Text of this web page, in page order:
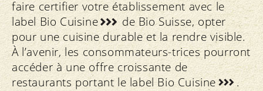
transparentes et équitables des
données sur les émissions de gaz à
effet de serre à la chaîne de valeur.
faire certifier votre établissement avec le
labelBio Cuisine
de Bio Suisse, opter
pour une cuisine durable et la rendre visible.
À l’avenir, les consommateurs-trices pourront
accéder à une offre croissante de
restaurants portant le label Bio Cuisine
.